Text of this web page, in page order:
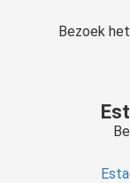
Bezoek